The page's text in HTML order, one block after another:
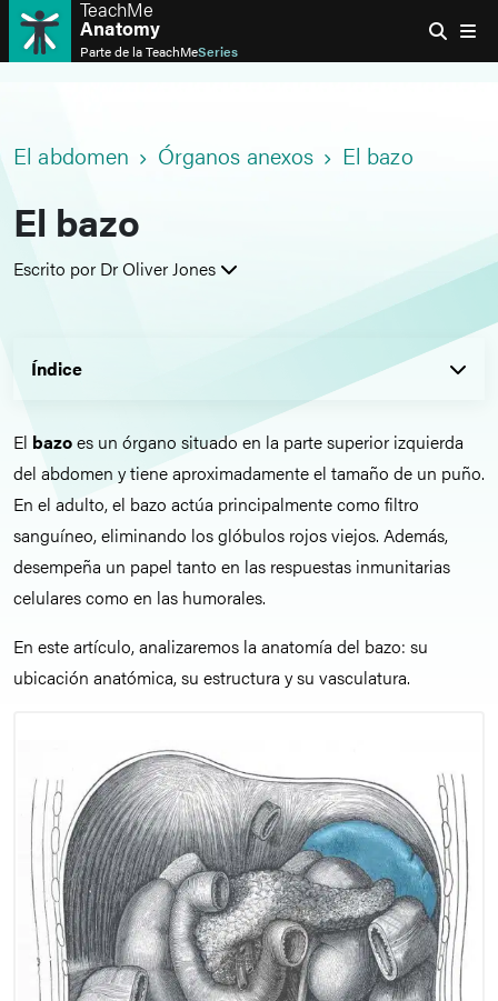
TeachMe
Anatomy
Parte de laTeachMeSeries
El abdomen Órganos anexos El bazo
El bazo
Escrito por Dr Oliver Jones
Índice
El bazoes un órgano situado en la parte superior izquierda
del abdomen y tiene aproximadamente el tamaño de un puño.
En el adulto, el bazo actúa principalmente como filtro
sanguíneo, eliminando los glóbulos rojos viejos. Además,
desempeña un papel tanto en las respuestas inmunitarias
celulares como en las humorales.
En este artículo, analizaremos la anatomía del bazo: su
ubicación anatómica, su estructura y su vasculatura.